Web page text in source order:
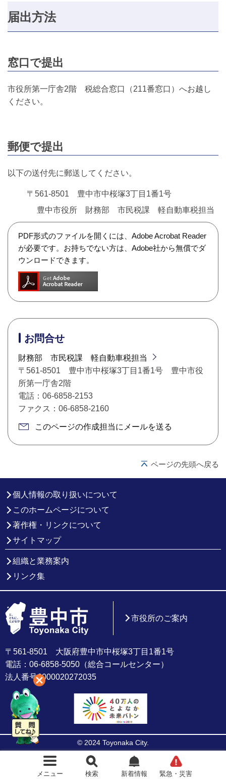
メニュー 検索 新着情報 緊急・災害
届出方法
窓口で提出
市役所第一庁舎2階 税総合窓口（211番窓口）へお越し
ください。
郵便で提出
以下の送付先に郵送してください。
〒561-8501 豊中市中桜塚3丁目1番1号
豊中市役所 財務部 市民税課 軽自動車税担当
PDF形式のファイルを開くには、Adobe Acrobat Reader
が必要です。お持ちでない方は、Adobe社から無償でダ
ウンロードできます。
お問合せ
財務部 市民税課 軽自動車税担当
〒561-8501 豊中市中桜塚3丁目1番1号 豊中市役
所第一庁舎2階
電話：06-6858-2153
ファクス：06-6858-2160
このページの作成担当にメールを送る
ページの先頭へ戻る
個人情報の取り扱いについて
このホームページについて
著作権・リンクについて
サイトマップ
組織と業務案内
リンク集
〒561-8501 大阪府豊中市中桜塚3丁目1番1号
電話：06-6858-5050（総合コールセンター）
法人番号6000020272035
市役所のご案内
© 2024 Toyonaka City.